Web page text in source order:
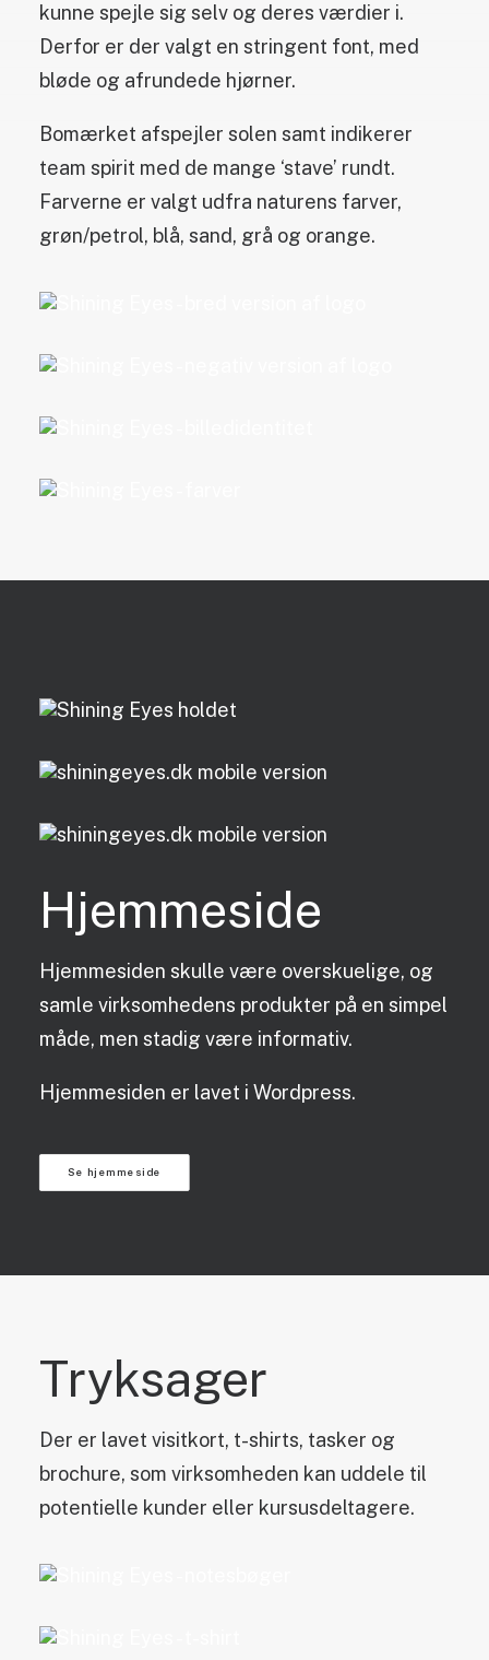
kunne spejle sig selv og deres værdier i.
Derfor er der valgt en stringent font, med
bløde og afrundede hjørner.
Bomærket afspejler solen samt indikerer
team spirit med de mange ‘stave’ rundt.
Farverne er valgt udfra naturens farver,
grøn/petrol, blå, sand, grå og orange.
Hjemmeside
Hjemmesiden skulle være overskuelige, og
samle virksomhedens produkter på en simpel
måde, men stadig være informativ.
Hjemmesiden er lavet i Wordpress.
Se hjemmeside
Tryksager
Der er lavet visitkort, t-shirts, tasker og
brochure, som virksomheden kan uddele til
potentielle kunder eller kursusdeltagere.